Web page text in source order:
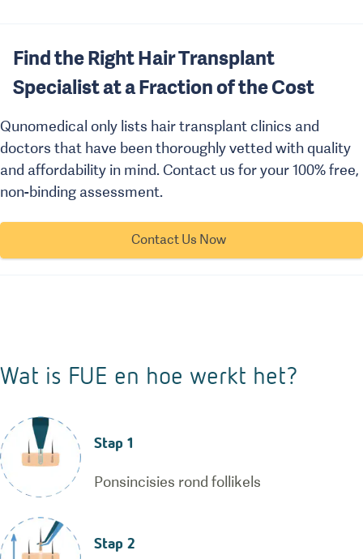
Find the Right Hair Transplant
Specialist at a Fraction of the Cost
Qunomedical only lists hair transplant clinics and
doctors that have been thoroughly vetted with quality
and affordability in mind. Contact us for your 100% free,
non-binding assessment.
Contact Us Now
Wat is FUE en hoe werkt het?
Stap 1
Ponsincisies rond follikels
Stap 2